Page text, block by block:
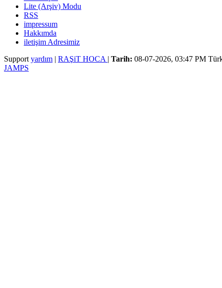
Lite (Arşiv) Modu
RSS
impressum
Hakkımda
iletişim Adresimiz
Support yardım | RAŞiT HOCA | Tarih: 08-07-2026, 03:47 PM
JAMPS